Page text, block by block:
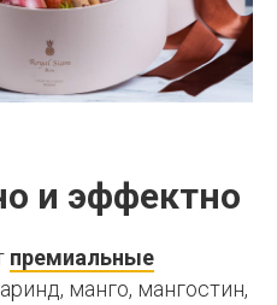
и эффектно
премиальные
манго, мангостин,